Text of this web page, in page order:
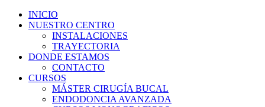
INICIO
NUESTRO CENTRO
INSTALACIONES
TRAYECTORIA
DONDE ESTAMOS
CONTACTO
CURSOS
MÁSTER CIRUGÍA BUCAL
ENDODONCIA AVANZADA